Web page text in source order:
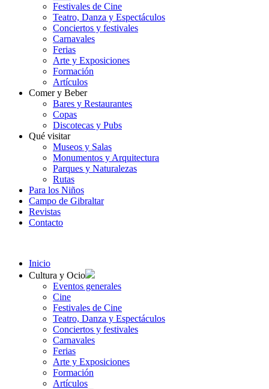
Festivales de Cine
Teatro, Danza y Espectáculos
Conciertos y festivales
Carnavales
Ferias
Arte y Exposiciones
Formación
Artículos
Comer y Beber
Bares y Restaurantes
Copas
Discotecas y Pubs
Qué visitar
Museos y Salas
Monumentos y Arquitectura
Parques y Naturalezas
Rutas
Para los Niños
Campo de Gibraltar
Revistas
Contacto
Inicio
Cultura y Ocio
Eventos generales
Cine
Festivales de Cine
Teatro, Danza y Espectáculos
Conciertos y festivales
Carnavales
Ferias
Arte y Exposiciones
Formación
Artículos